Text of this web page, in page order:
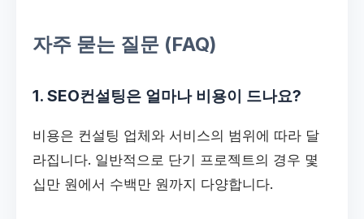
자주 묻는 질문 (FAQ)
1. SEO컨설팅은 얼마나 비용이 드나요?
비용은 컨설팅 업체와 서비스의 범위에 따라 달
라집니다. 일반적으로 단기 프로젝트의 경우 몇
십만 원에서 수백만 원까지 다양합니다.